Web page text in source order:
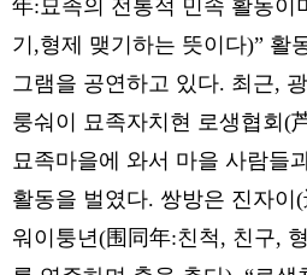
年:묘족의 전통적 민속 활동이
기,형제 맺기하는 뜻이다)” 활
그램을 공연하고 있다. 최근,
룽숴이 묘족자치현 로생협회(
묘족마을에 와서 마을 사람들
활동을 벌였다. 쌍방은 진자이
워이퉁년(围同年:친척, 친구,